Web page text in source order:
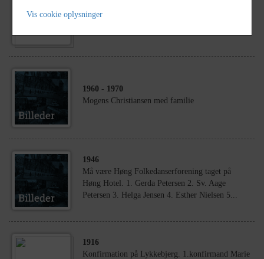
Dorthea Kristine Thomsen med familie
1960 - 1970
Mogens Christiansen med familie
1946
Må være Høng Folkedanserforening taget på
Høng Hotel. 1. Gerda Petersen 2. Sv. Aage
Petersen 3. Helga Jensen 4. Esther Nielsen 5...
1916
Konfirmation på Lykkebjerg. 1.konfirmand Marie
Vis cookie oplysninger